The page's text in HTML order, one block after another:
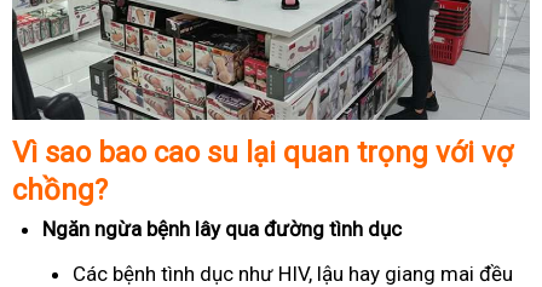
Vì sao bao cao su lại quan trọng với vợ
chồng?
Ngăn ngừa bệnh lây qua đường tình dục
Các bệnh tình dục như HIV, lậu hay giang mai đều